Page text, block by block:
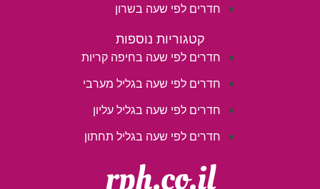
חדרים לפי שעה בשרון
קטגוריות נוספות
חדרים לפי שעה בחיפה קריות
חדרים לפי שעה בגליל מערבי
חדרים לפי שעה בגליל עליון
חדרים לפי שעה בגליל תחתון
rph.co.il